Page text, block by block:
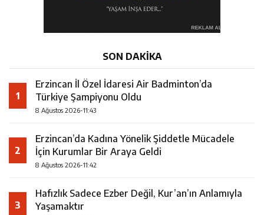
SON DAKİKA
1
Erzincan İl Özel İdaresi Air Badminton’da
Türkiye Şampiyonu Oldu
8 Ağustos 2026-11:43
2
Erzincan’da Kadına Yönelik Şiddetle Mücadele
İçin Kurumlar Bir Araya Geldi
8 Ağustos 2026-11:42
3
Hafızlık Sadece Ezber Değil, Kur’an’ın Anlamıyla
Yaşamaktır